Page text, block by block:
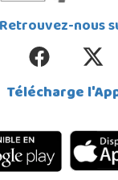
Retrouvez-nous
Télécharge